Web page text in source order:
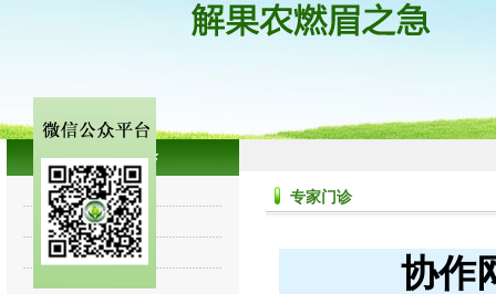
专家讲堂
诊断集锦
往期回顾
专家门诊
协作